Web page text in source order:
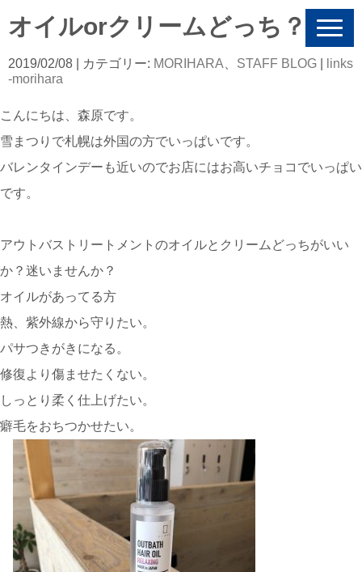
N
v
i
n
オイルorクリームどっち？
2019/02/08 | カテゴリー: MORIHARA STAFF BLOG
links
-morihara
こんにちは、森原です。
雪まつりで札幌は外国の方でいっぱいです。
バレンタインデーも近いのでお店にはお高いチョコでいっぱい
です。
アウトバストリートメントのオイルとクリームどっちがいい
か？迷いませんか？
オイルがあってる方
熱、紫外線から守りたい。
パサつきがきになる。
修復より傷ませたくない。
しっとり柔く仕上げたい。
癖毛をおちつかせたい。